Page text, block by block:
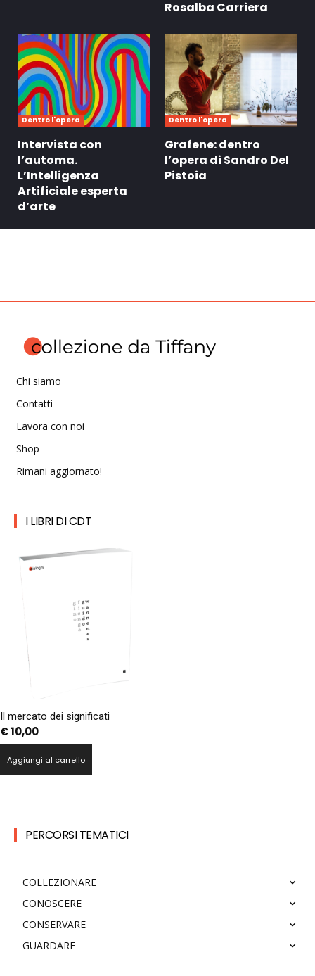
Rosalba Carriera
Dentro l'opera
Intervista con
l’automa.
L’Intelligenza
Artificiale esperta
d’arte
Dentro l'opera
Grafene: dentro
l’opera di Sandro Del
Pistoia
Chi siamo
Contatti
Lavora con noi
Shop
Rimani aggiornato!
I LIBRI DI CDT
Il mercato dei significati
€10,00
Aggiungi al carrello
PERCORSI TEMATICI
COLLEZIONARE
CONOSCERE
CONSERVARE
GUARDARE